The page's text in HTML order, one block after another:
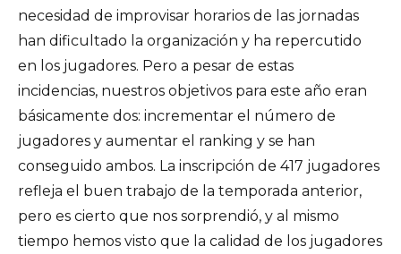
necesidad de improvisar horarios de las jornadas
han dificultado la organización y ha repercutido
en los jugadores. Pero a pesar de estas
incidencias, nuestros objetivos para este año eran
básicamente dos: incrementar el número de
jugadores y aumentar el ranking y se han
conseguido ambos. La inscripción de 417 jugadores
refleja el buen trabajo de la temporada anterior,
pero es cierto que nos sorprendió, y al mismo
tiempo hemos visto que la calidad de los jugadores